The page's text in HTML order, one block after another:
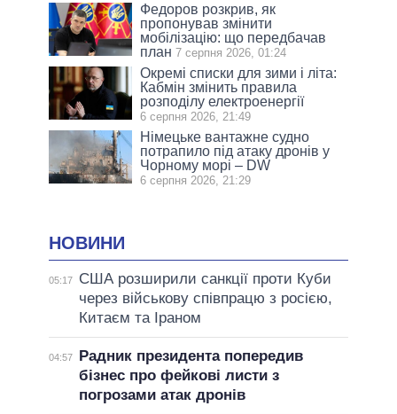
Федоров розкрив, як
пропонував змінити
мобілізацію: що передбачав
план 7 серпня 2026, 01:24
Окремі списки для зими і літа:
Кабмін змінить правила
розподілу електроенергії
6 серпня 2026, 21:49
Німецьке вантажне судно
потрапило під атаку дронів у
Чорному морі – DW
6 серпня 2026, 21:29
НОВИНИ
05:17
США розширили санкції проти Куби
через військову співпрацю з росією,
Китаєм та Іраном
04:57
Радник президента попередив
бізнес про фейкові листи з
погрозами атак дронів